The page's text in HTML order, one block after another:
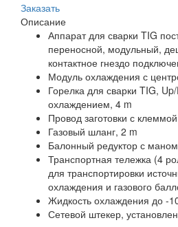
Заказать
Описание
Аппарат для сварки TIG
переносной, модульный,
контактное гнездо
Модуль охлаждения с
Горелка для сварки TIG,
охлаждением, 4 m
Провод заготовки с
Газовый шланг, 2 m
Балонный редуктор с
Транспортная тележка (4
для транспортировки
охлаждения и газового
Жидкость охлаждения до -
Сетевой штекер,